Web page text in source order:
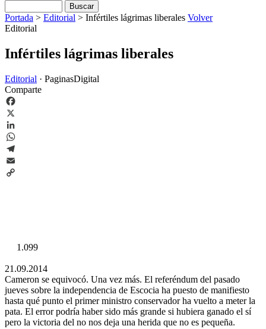
Portada > Editorial > Infértiles lágrimas liberales Volver
Editorial
Infértiles lágrimas liberales
Editorial · PaginasDigital
Comparte
Facebook
X
LinkedIn
WhatsApp
Telegram
Email
1.099
21.09.2014
Cameron se equivocó. Una vez más. El referéndum del pasado
jueves sobre la independencia de Escocia ha puesto de manifiesto
hasta qué punto el primer ministro conservador ha vuelto a meter la
pata. El error podría haber sido más grande si hubiera ganado el sí
pero la victoria del no nos deja una herida que no es pequeña.